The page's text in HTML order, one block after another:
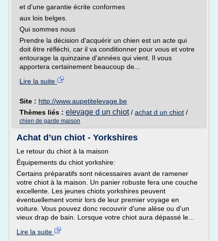
et d'une garantie écrite conformes
aux lois belges.
Qui sommes nous
Prendre la décision d'acquérir un chien est un acte qui
doit être réfléchi, car il va conditionner pour vous et votre
entourage la quinzaine d'années qui vient. Il vous
apportera certainement beaucoup de...
Lire la suite
Site : http://www.aupetitelevage.be
Thèmes liés : elevage d un chiot/ achat d un chiot /
chien de garde maison
Achat d’un chiot - Yorkshires
Le retour du chiot à la maison
Équipements du chiot yorkshire:
Certains préparatifs sont nécessaires avant de ramener
votre chiot à la maison. Un panier robuste fera une couche
excellente. Les jeunes chiots yorkshires peuvent
éventuellement vomir lors de leur premier voyage en
voiture. Vous pouvez donc recouvrir d'une alèse ou d'un
vieux drap de bain. Lorsque votre chiot aura dépassé le...
Lire la suite